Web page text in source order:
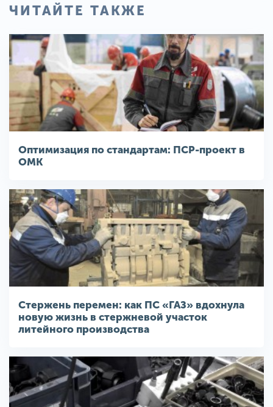
ЧИТАЙТЕ ТАКЖЕ
Оптимизация по стандартам: ПСР-проект в
ОМК
Стержень перемен: как ПС «ГАЗ» вдохнула
новую жизнь в стержневой участок
литейного производства